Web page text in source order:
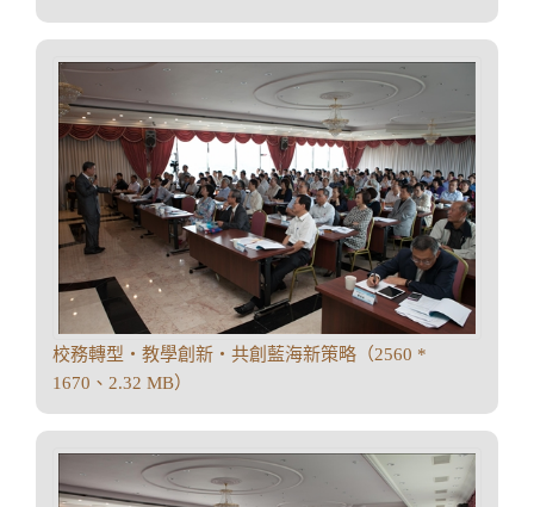
校務轉型‧教學創新‧共創藍海新策略（2560 *
1670、2.32 MB）